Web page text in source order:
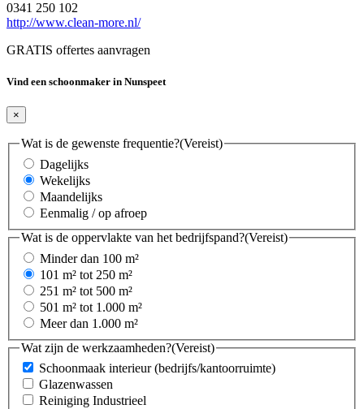
0341 250 102
http://www.clean-more.nl/
GRATIS offertes aanvragen
Vind een schoonmaker in Nunspeet
×
Wat is de gewenste frequentie?(Vereist)
Dagelijks
Wekelijks
Maandelijks
Eenmalig / op afroep
Wat is de oppervlakte van het bedrijfspand?(Vereist)
Minder dan 100 m²
101 m² tot 250 m²
251 m² tot 500 m²
501 m² tot 1.000 m²
Meer dan 1.000 m²
Wat zijn de werkzaamheden?(Vereist)
Schoonmaak interieur (bedrijfs/kantoorruimte)
Glazenwassen
Reiniging Industrieel